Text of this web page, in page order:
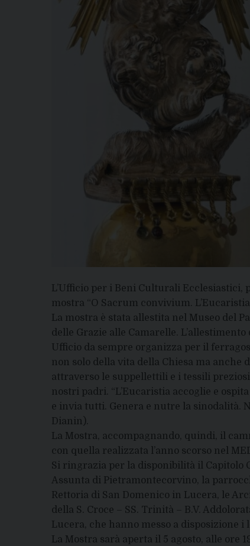
L’Ufficio per i Beni Culturali Ecclesiastici,
mostra “O Sacrum convivium.
La mostra è stata allestita nel Museo del
delle Grazie alle Camarelle.
Ufficio da sempre organizza per il
non solo della vita della Chiesa ma anche
attraverso le suppellettili e i tessili
nostri padri. “L’Eucaristia accoglie e
e invia tutti. Genera e nutre la sinodalità.
Dianin).
La Mostra, accompagnando, quindi, il
con quella realizzata l’anno scorso nel
Si ringrazia per la disponibilità il Capitolo
Assunta di Pietramontecorvino, la
Rettoria di San Domenico in Lucera, le
della S. Croce – SS. Trinità – B.V.
Lucera, che hanno messo a disposizione i
La Mostra sarà aperta il 5 agosto, alle ore